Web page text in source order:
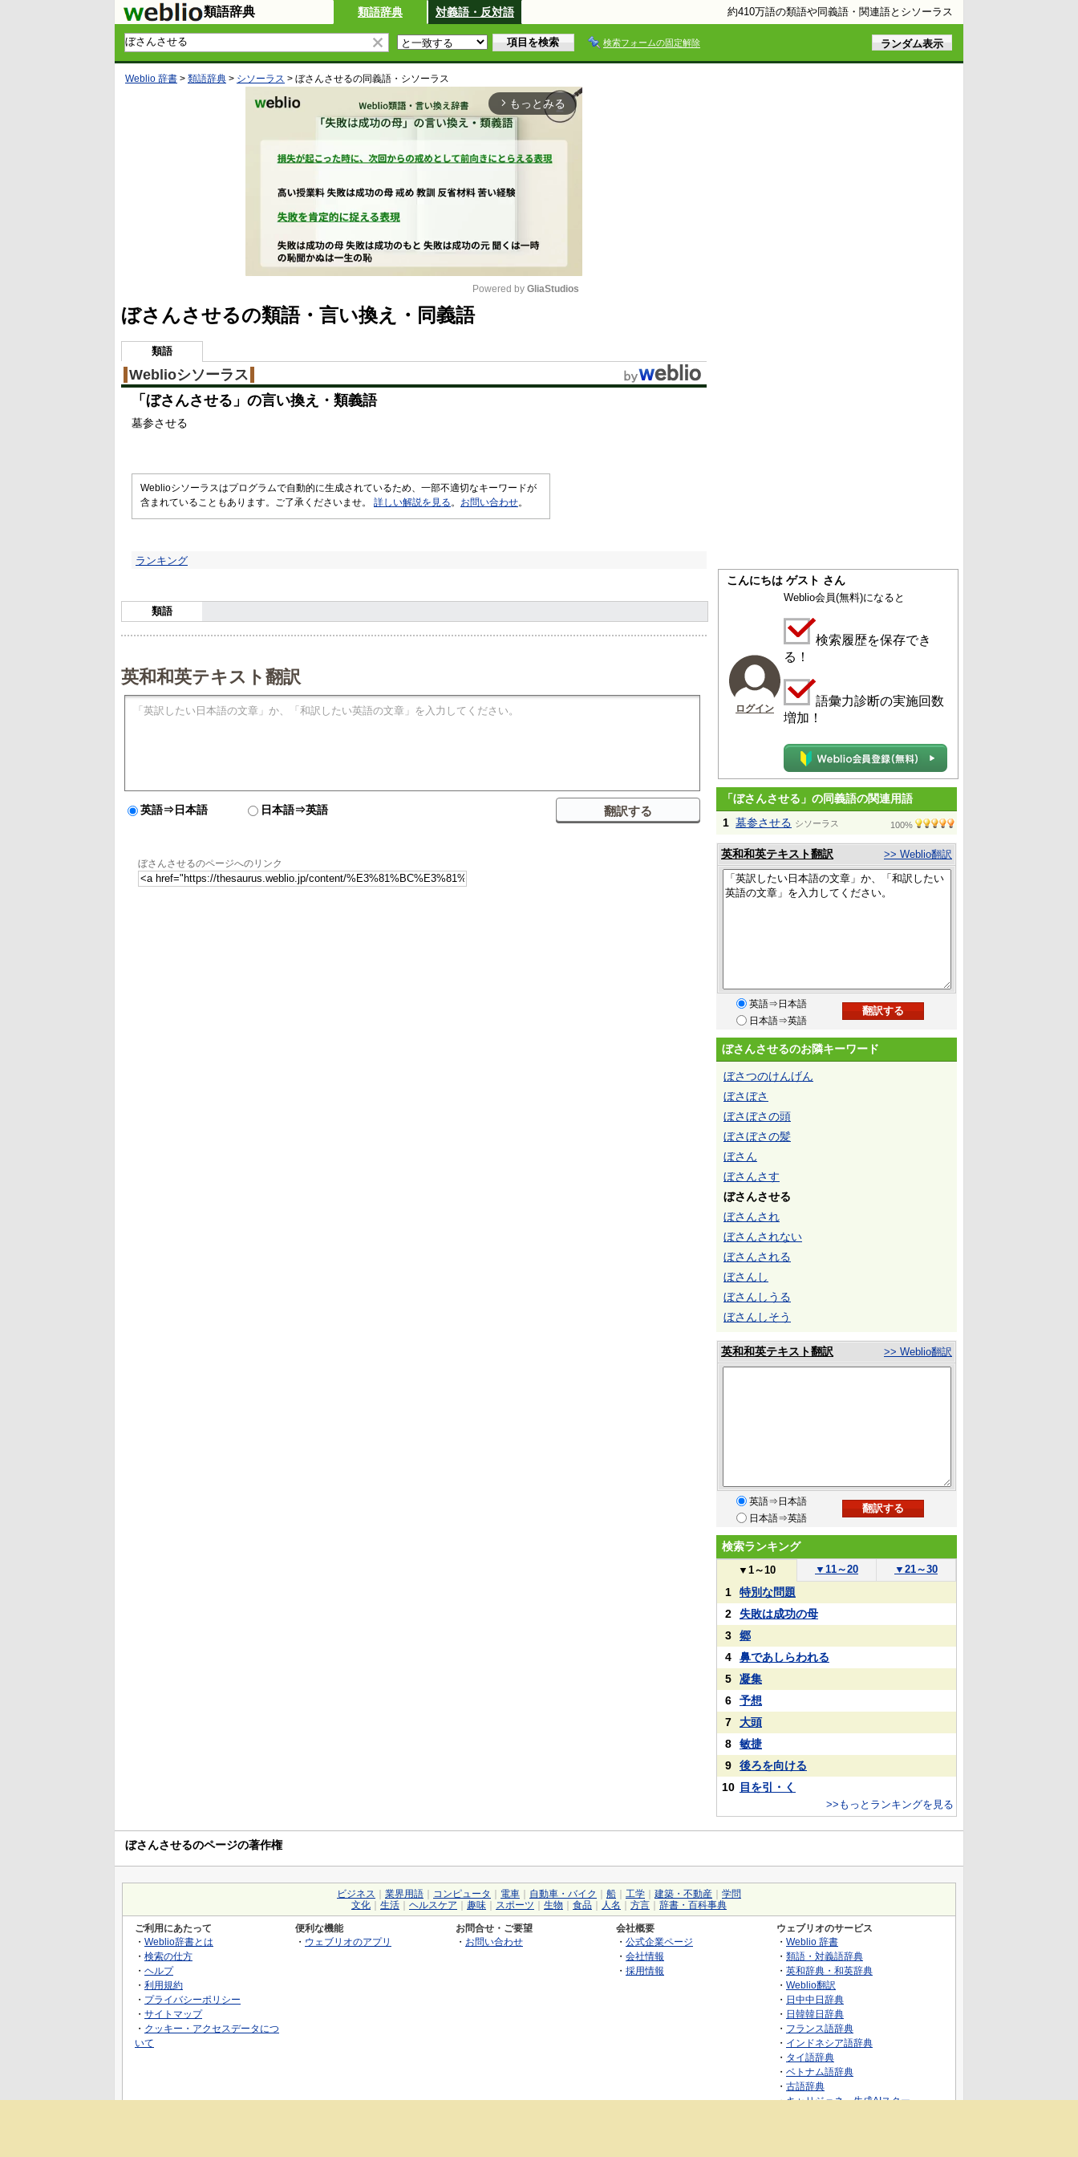
類語辞典 類語辞典 対義語・反対語 約410万語の類語や同義語・関連語とシソーラス
検索フォームの固定解除
Weblio 辞書 > 類語辞典 > シソーラス > ぼさんさせるの同義語・シソーラス
arrow_forward_ios もっとみる
Powered by GliaStudios
ぼさんさせるの類語・言い換え・同義語
類語
Weblioシソーラス
「 ぼさんさせる 」の言い換え・類義語
墓参させる
Weblioシソーラスはプログラムで自動的に生成されているため、一部不適切なキーワードが
含まれていることもあります。ご了承くださいませ。 詳しい解説を見る 。 お問い合わせ。
ランキング
類語
英和和英テキスト翻訳
英語⇒日本語 日本語⇒英語
ぼさんさせるのページへのリンク
こんにちは ゲスト さん
ログイン
Weblio会員(無料)になると
検索履歴を保存でき
る！
語彙力診断の実施回数
増加！
「ぼさんさせる」の同義語の関連用語
1 墓参させる シソーラス 100%
英和和英テキスト翻訳 >> Weblio翻訳
英語⇒日本語
日本語⇒英語
ぼさんさせるのお隣キーワード
ぼさつのけんげん
ぼさぼさ
ぼさぼさの頭
ぼさぼさの髪
ぼさん
ぼさんさす
ぼさんさせる
ぼさんされ
ぼさんされない
ぼさんされる
ぼさんし
ぼさんしうる
ぼさんしそう
英和和英テキスト翻訳 >> Weblio翻訳
英語⇒日本語
日本語⇒英語
検索ランキング
▼ 1～10 ▼ 11～20 ▼ 21～30
1
特別な問題
2
失敗は成功の母
3
郷
4
鼻であしらわれる
5
凝集
6
予想
7
大頭
8
敏捷
9
後ろを向ける
10 目を引・く
>>もっとランキングを見る
ぼさんさせるのページの著作権
ビジネス 業界用語 コンピュータ 電車 自動車・バイク 船 工学 建築・不動産
学問
文化
生活 ヘルスケア 趣味 スポーツ 生物 食品 人名 方言 辞書・百科事典
ご利用にあたって
・ Weblio辞書とは
・ 検索の仕方
・ ヘルプ
・ 利用規約
・ プライバシーポリシー
・ サイトマップ
・ クッキー・アクセスデータにつ
いて
便利な機能
・ ウェブリオのアプリ
お問合せ・ご要望
・ お問い合わせ
会社概要
・ 公式企業ページ
・ 会社情報
・ 採用情報
ウェブリオのサービス
・ Weblio 辞書
・ 類語・対義語辞典
・ 英和辞典・和英辞典
・ Weblio翻訳
・ 日中中日辞典
・ 日韓韓日辞典
・ フランス語辞典
・ インドネシア語辞典
・ タイ語辞典
・ ベトナム語辞典
・ 古語辞典
・キャリジェネ～生成AIスクー